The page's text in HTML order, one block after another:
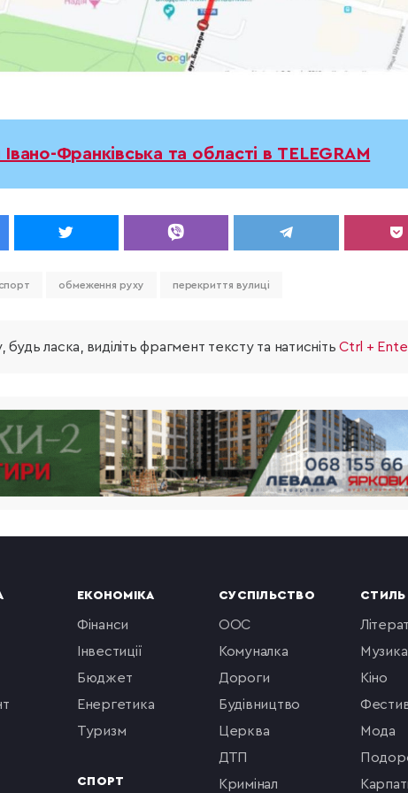
Івано-Франківська та області в TELEGRAM
обмеження руху перекриття вулиці
ласка, виділіть фрагмент тексту та натиснітьCtrl +
ЕКОНОМІКА
фінанси
інвестиції
бюджет
енергетика
туризм
СПОРТ
СУСПІЛЬСТВО
ООС
комуналка
Дороги
будівництво
церква
ДТП
кримінал
музика
кіно
мода